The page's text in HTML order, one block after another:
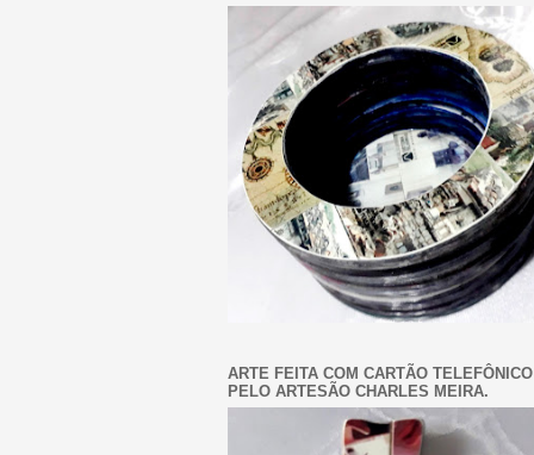
ARTE FEITA COM CARTÃO TELEFÔNICO
PELO ARTESÃO CHARLES MEIRA.